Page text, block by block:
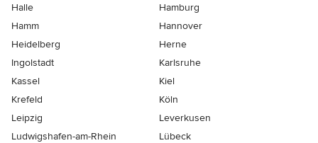
Halle
Hamburg
Hamm
Hannover
Heidelberg
Herne
Ingolstadt
Karlsruhe
Kassel
Kiel
Krefeld
Köln
Leipzig
Leverkusen
Ludwigshafen-am-Rhein
Lübeck